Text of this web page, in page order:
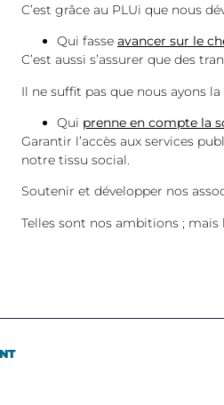
C’est grâce au PLUi que nous
Qui fasse avancer sur le
C’est aussi s’assurer que des
Il ne suffit pas que nous ayons
Qui prenne en compte la
Garantir l’accès aux services
notre tissu social.
Soutenir et développer nos
Telles sont nos ambitions ; mais